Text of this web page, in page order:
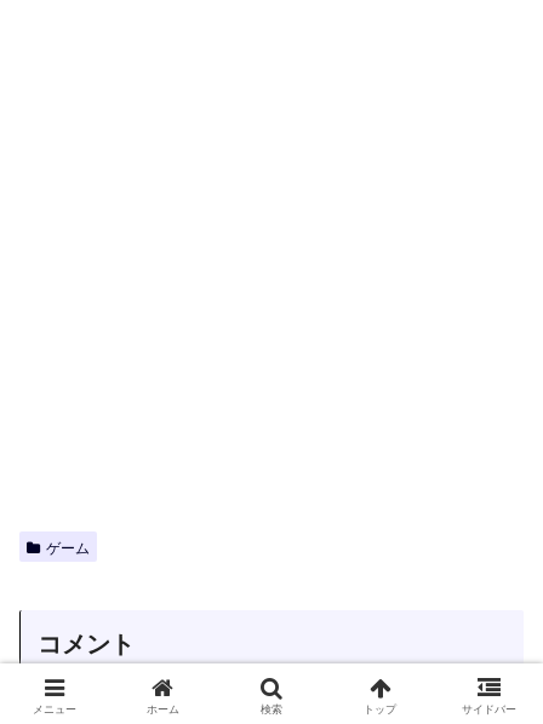
ゲーム
コメント
メニュー ホーム 検索 トップ サイドバー